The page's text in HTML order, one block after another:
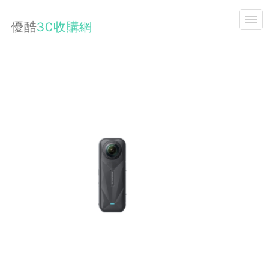
優酷3C收購網 開
3C買賣資訊分享
手機收購價格表
3C,維修,升級,相關新聞
商品說明